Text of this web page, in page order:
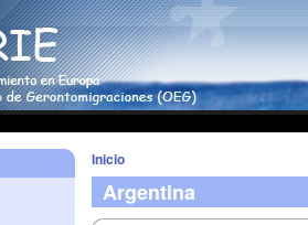
Inicio
Argentina